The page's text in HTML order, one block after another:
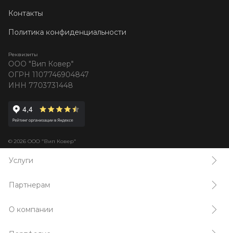
Контакты
Политика конфиденциальности
Реквизиты
ООО "Вип Ковер"
ОГРН 1107746904847
ИНН 7703731448
© 2026 ООО "Вип Ковер"
Услуги
Партнерам
О компании